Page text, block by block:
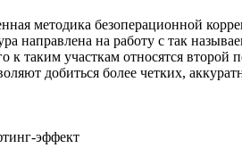
методика безоперационной
направлена на работу с так
к таким участкам относятся
добиться более четких,
эффект